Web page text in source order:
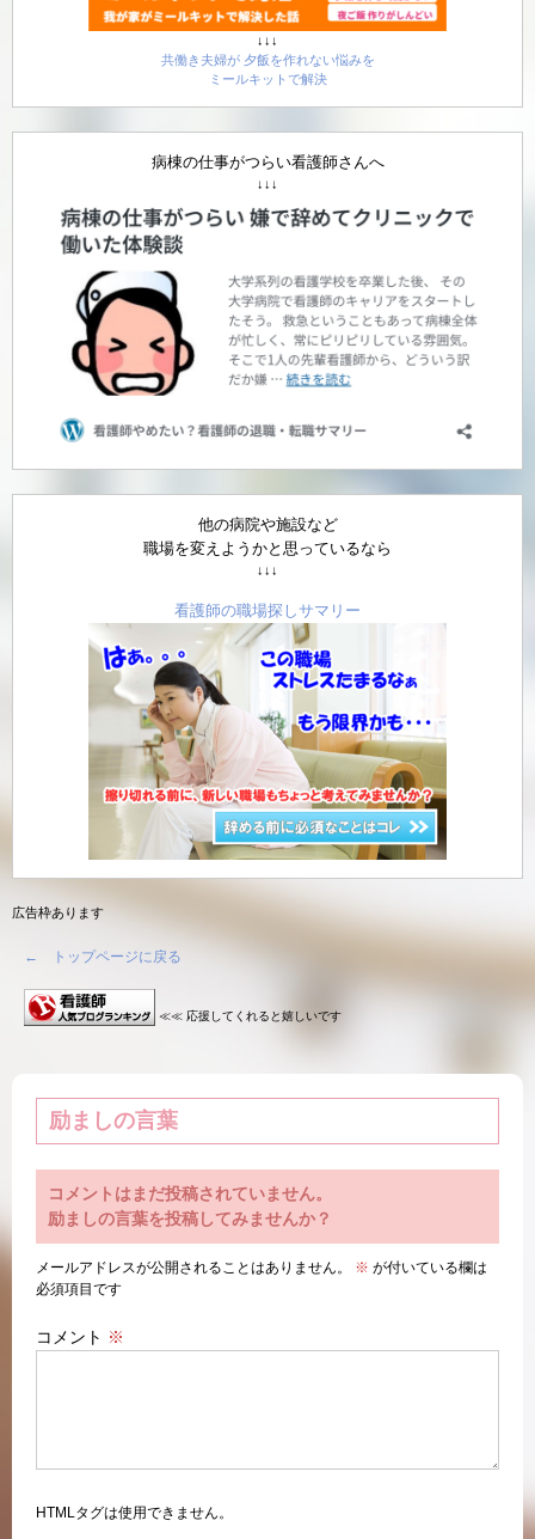
↓↓↓
共働き夫婦が 夕飯を作れない悩みを
ミールキットで解決
病棟の仕事がつらい看護師さんへ
↓↓↓
他の病院や施設など
職場を変えようかと思っているなら
↓↓↓
看護師の職場探しサマリー
広告枠あります
← トップページに戻る
≪≪ 応援してくれると嬉しいです
励ましの言葉
コメントはまだ投稿されていません。
励ましの言葉を投稿してみませんか？
メールアドレスが公開されることはありません。 ※ が付いている欄は
必須項目です
コメント ※
HTMLタグは使用できません。